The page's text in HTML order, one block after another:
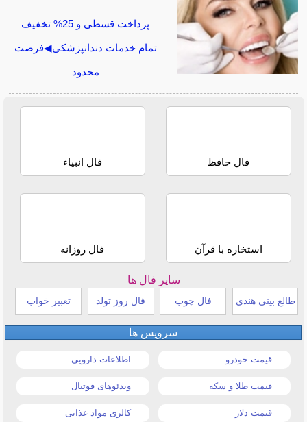
پرداخت قسطی و 25% تخفیف
تمام خدمات دندانپزشکی◀فرصت
محدود
فال حافظ فال انبیاء
استخاره با قرآن فال روزانه
سایر فال ها
طالع بینی هندی فال چوب فال روز تولد تعبیر خواب
سرویس ها
قیمت خودرو اطلاعات دارویی
قیمت طلا و سکه ویدئوهای فوتبال
قیمت دلار کالری مواد غذایی